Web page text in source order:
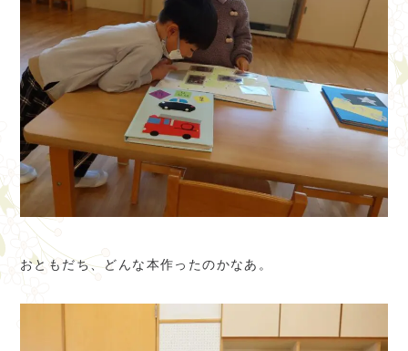
おともだち、どんな本作ったのかなあ。